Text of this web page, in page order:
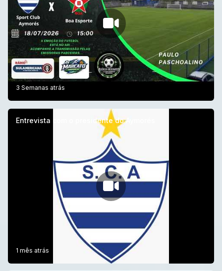
3 Semanas atrás
Entrevista com o presidente do Aymorés
1 mês atrás